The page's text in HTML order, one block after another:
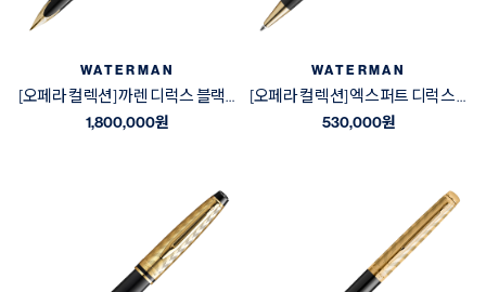
WATERMAN
[오페라 컬렉션] 까렌 디럭스 블랙&골드 GT 만년필
1,800,000원
WATERMAN
[오페라 컬렉션] 엑스퍼트 디럭스 블랙&골드 GT 볼펜
530,000원